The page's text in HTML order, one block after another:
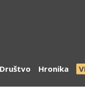
Društvo Hronika